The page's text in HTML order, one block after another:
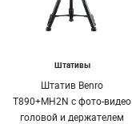
Штативы
Штатив Benro
T890+MH2N c фото-видео
головой и держателем